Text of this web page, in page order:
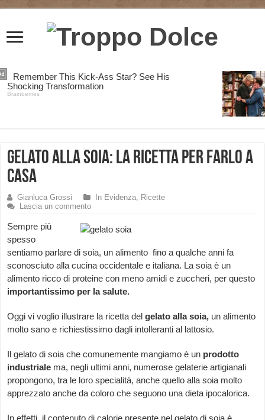
Gelato alla Soia: la Ricetta per farlo a
Casa
Gianluca Grossi In Evidenza, Ricette
Lascia un commento
Sempre più
spesso
sentiamo parlare di soia, un alimento fino a qualche anni fa
sconosciuto alla cucina occidentale e italiana. La soia è un
alimento ricco di proteine con meno amidi e zuccheri, per questo
importantissimo per la salute.
Oggi vi voglio illustrare la ricetta delgelato alla soia, un alimento
molto sano e richiestissimo dagli intolleranti al lattosio.
Il gelato di soia che comunemente mangiamo è un prodotto
industriale ma, negli ultimi anni, numerose gelaterie artigianali
propongono, tra le loro specialità, anche quello alla soia molto
apprezzato anche da coloro che seguono una dieta ipocalorica.